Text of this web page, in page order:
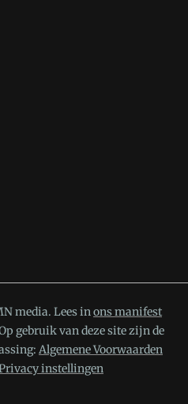
media. Lees in ons manifest
gebruik van deze site zijn de
Algemene Voorwaarden
Privacy instellingen